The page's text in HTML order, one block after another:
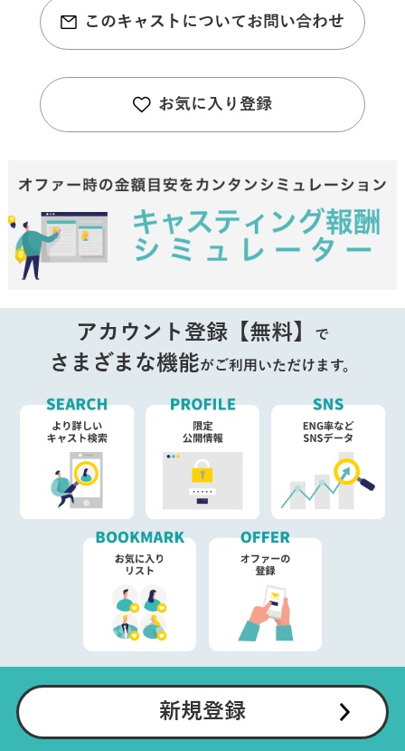
このキャストについてお問い合わせ
お気に入り登録
アカウント登録【無料】 で
さまざまな機能がご利用いただけます。
新規登録